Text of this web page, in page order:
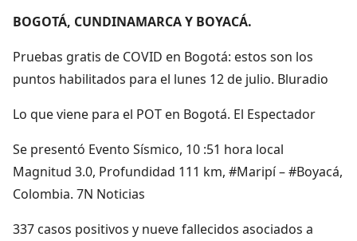
BOGOTÁ, CUNDINAMARCA Y BOYACÁ.
Pruebas gratis de COVID en Bogotá: estos son los
puntos habilitados para el lunes 12 de julio. Bluradio
Lo que viene para el POT en Bogotá. El Espectador
Se presentó Evento Sísmico, 10 :51 hora local
Magnitud 3.0, Profundidad 111 km, #Maripí – #Boyacá,
Colombia. 7N Noticias
337 casos positivos y nueve fallecidos asociados a